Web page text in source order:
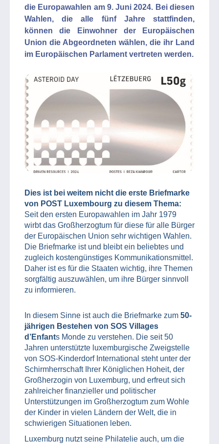
die Europawahlen am 9. Juni 2024. Bei diesen
Wahlen, die alle fünf Jahre stattfinden,
können die Einwohner der Europäischen
Union die Abgeordneten wählen, die ihr Land
im Europäischen Parlament vertreten werden.
Dies ist bei weitem nicht die erste Briefmarke
von POST Luxembourg zu diesem Thema:
Seit den ersten Europawahlen im Jahr 1979
wirbt das Großherzogtum für diese für alle Bürger
der Europäischen Union sehr wichtigen Wahlen.
Die Briefmarke ist und bleibt ein beliebtes und
zugleich kostengünstiges Kommunikationsmittel.
Daher ist es für die Staaten wichtig, ihre Themen
sorgfältig auszuwählen, um ihre Bürger sinnvoll
zu informieren.
In diesem Sinne ist auch die Briefmarke zum 50-
jährigen Bestehen von SOS Villages
d’Enfants Monde zu verstehen. Die seit 50
Jahren unterstützte luxemburgische Zweigstelle
von SOS-Kinderdorf International steht unter der
Schirmherrschaft Ihrer Königlichen Hoheit, der
Großherzogin von Luxemburg, und erfreut sich
zahlreicher finanzieller und politischer
Unterstützungen im Großherzogtum zum Wohle
der Kinder in vielen Ländern der Welt, die in
schwierigen Situationen leben.
Luxemburg nutzt seine Philatelie auch, um die